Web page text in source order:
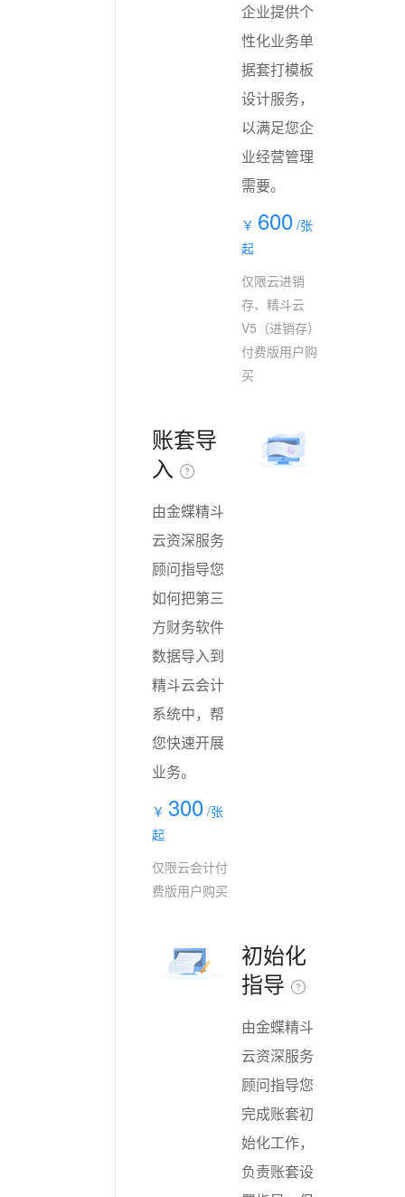
企业提供个
性化业务单
据套打模板
设计服务，
以满足您企
业经营管理
需要。
￥ 600 /张
起
仅限云进销
存、精斗云
V5（进销存）
付费版用户购
买
账套导
入
由金蝶精斗
云资深服务
顾问指导您
如何把第三
方财务软件
数据导入到
精斗云会计
系统中，帮
您快速开展
业务。
￥ 300 /张
起
仅限云会计付
费版用户购买
初始化
指导
由金蝶精斗
云资深服务
顾问指导您
完成账套初
始化工作，
负责账套设